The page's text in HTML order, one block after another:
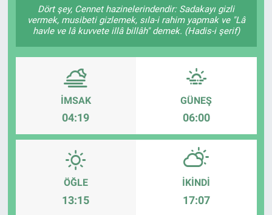
Dört şey, Cennet hazinelerindendir: Sadakayı gizli
vermek, musibeti gizlemek, sıla-i rahim yapmak ve "Lâ
havle ve lâ kuvvete illâ billâh" demek. (Hadis-i şerif)
İMSAK
04:19
GÜNEŞ
06:00
ÖĞLE
13:15
İKINDI
17:07
SPOR
ASAYİŞ